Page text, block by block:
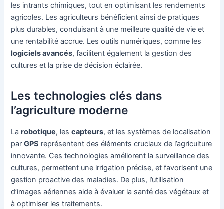
les intrants chimiques, tout en optimisant les rendements
agricoles. Les agriculteurs bénéficient ainsi de pratiques
plus durables, conduisant à une meilleure qualité de vie et
une rentabilité accrue. Les outils numériques, comme les
logiciels avancés, facilitent également la gestion des
cultures et la prise de décision éclairée.
Les technologies clés dans
l’agriculture moderne
Larobotique, lescapteurs, et les systèmes de localisation
parGPS représentent des éléments cruciaux de l’agriculture
innovante. Ces technologies améliorent la surveillance des
cultures, permettent une irrigation précise, et favorisent une
gestion proactive des maladies. De plus, l’utilisation
d’images aériennes aide à évaluer la santé des végétaux et
à optimiser les traitements.